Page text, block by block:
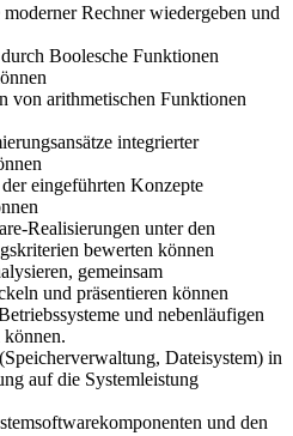
Rechner wiedergeben und
Boolesche Funktionen
von arithmetischen Funktionen
integrierter
eingeführten Konzepte
Realisierungen unter den
bewerten können
gemeinsam
und präsentieren können
und nebenläufigen
können.
Dateisystem) in
auf die Systemleistung
und den